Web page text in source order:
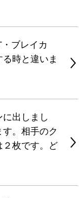
ブレイカ
時と違いま
に出しまし
。相手のク
２枚です。ど